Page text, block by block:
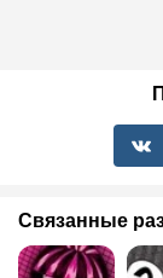
Связанные